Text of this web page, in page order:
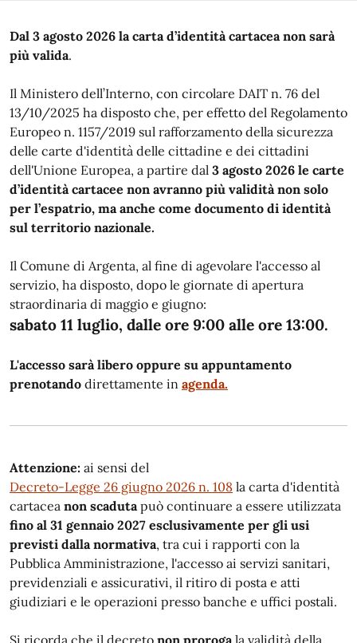
Dal 3 agosto 2026 la carta d’identità cartacea non sarà
più valida.
Il Ministero dell’Interno, con circolare DAIT n. 76 del
13/10/2025 ha disposto che, per effetto del Regolamento
Europeo n. 1157/2019 sul rafforzamento della sicurezza
delle carte d'identità delle cittadine e dei cittadini
dell'Unione Europea, a partire dal 3 agosto 2026 le carte
d’identità cartacee non avranno più validità non solo
per l’espatrio, ma anche come documento di identità
sul territorio nazionale.
Il Comune di Argenta, al fine di agevolare l'accesso al
servizio, ha disposto, dopo le giornate di apertura
straordinaria di maggio e giugno:
sabato 11 luglio, dalle ore 9:00 alle ore 13:00.
L'accesso sarà libero oppure su appuntamento
prenotando direttamente in agenda.
Attenzione: ai sensi del
Decreto-Legge 26 giugno 2026 n. 108 la carta d'identità
cartacea non scadutapuò continuare a essere utilizzata
fino al 31 gennaio 2027 esclusivamente per gli usi
previsti dalla normativa, tra cui i rapporti con la
Pubblica Amministrazione, l'accesso ai servizi sanitari,
previdenziali e assicurativi, il ritiro di posta e atti
giudiziari e le operazioni presso banche e uffici postali.
Si ricorda che il decreto non prorogala validità della